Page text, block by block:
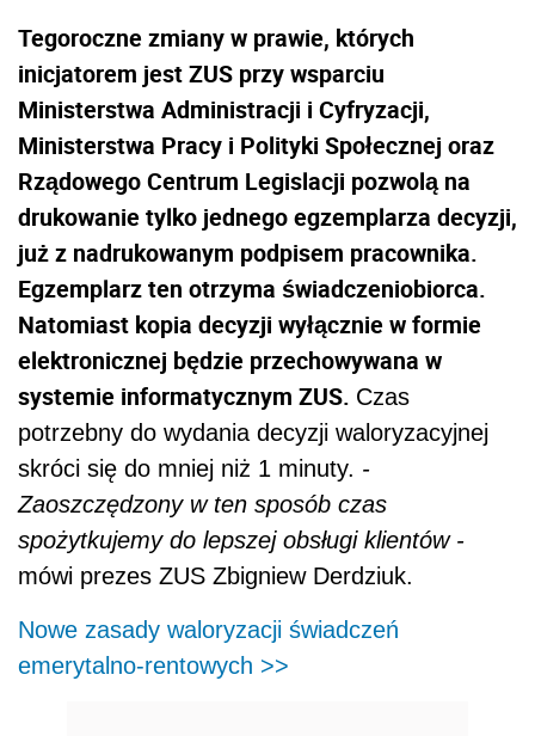
Tegoroczne zmiany w prawie, których
inicjatorem jest ZUS przy wsparciu
Ministerstwa Administracji i Cyfryzacji,
Ministerstwa Pracy i Polityki Społecznej oraz
Rządowego Centrum Legislacji pozwolą na
drukowanie tylko jednego egzemplarza decyzji,
już z nadrukowanym podpisem pracownika.
Egzemplarz ten otrzyma świadczeniobiorca.
Natomiast kopia decyzji wyłącznie w formie
elektronicznej będzie przechowywana w
systemie informatycznym ZUS. Czas
potrzebny do wydania decyzji waloryzacyjnej
skróci się do mniej niż 1 minuty. -
Zaoszczędzony w ten sposób czas
spożytkujemy do lepszej obsługi klientów -
mówi prezes ZUS Zbigniew Derdziuk.
Nowe zasady waloryzacji świadczeń
emerytalno-rentowych >>